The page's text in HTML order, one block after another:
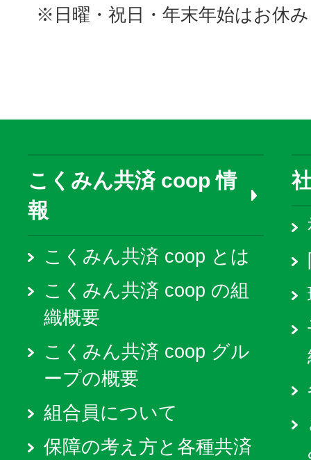
※日曜・祝日・年末年始はお休み
こくみん共済 coop 情
報
こくみん共済 coop とは
こくみん共済 coop の組
織概要
こくみん共済 coop グル
ープの概要
組合員について
保障の考え方と各種共済